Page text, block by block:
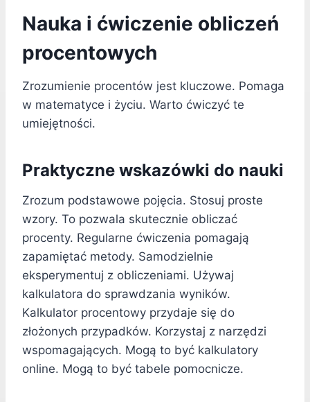
Nauka i ćwiczenie obliczeń
procentowych
Zrozumienie procentów jest kluczowe. Pomaga
w matematyce i życiu. Warto ćwiczyć te
umiejętności.
Praktyczne wskazówki do nauki
Zrozum podstawowe pojęcia. Stosuj proste
wzory. To pozwala skutecznie obliczać
procenty. Regularne ćwiczenia pomagają
zapamiętać metody. Samodzielnie
eksperymentuj z obliczeniami. Używaj
kalkulatora do sprawdzania wyników.
Kalkulator procentowy przydaje się do
złożonych przypadków. Korzystaj z narzędzi
wspomagających. Mogą to być kalkulatory
online. Mogą to być tabele pomocnicze.